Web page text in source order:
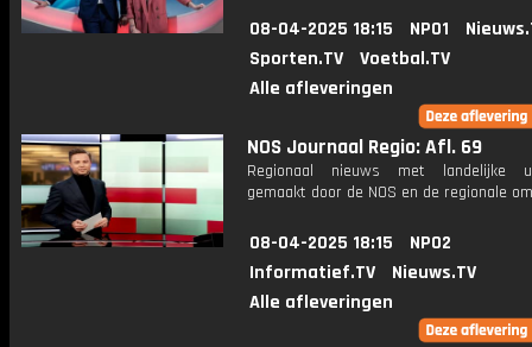
08-04-2025 18:15 NPO1
Sporten.TV
Voetbal.TV
Alle afleveringen
NOS Journaal Regio: Afl. 69
Regionaal nieuws met landelijke
gemaakt door de NOS en de regionale
08-04-2025 18:15
NPO2
Informatief.TV
Nieuws.TV
Alle afleveringen